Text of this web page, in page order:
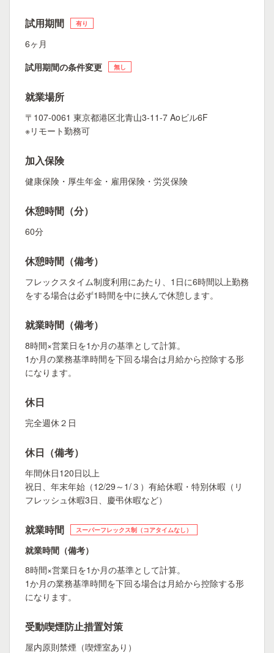
試用期間 有り
6ヶ月
試用期間の条件変更
無し
就業場所
〒107-0061 東京都港区北⻘山3-11-7 Aoビル6F
※リモート勤務可
加入保険
健康保険・厚生年金・雇用保険・労災保険
休憩時間（分）
60分
休憩時間（備考）
フレックスタイム制度利用にあたり、1日に6時間以上勤務
をする場合は必ず1時間を中に挟んで休憩します。
就業時間（備考）
8時間×営業日を1か月の基準として計算。
1か月の業務基準時間を下回る場合は月給から控除する形
になります。
休日
完全週休２日
休日（備考）
年間休日120日以上
祝日、年末年始（12/29～1/３）有給休暇・特別休暇（リ
フレッシュ休暇3日、慶弔休暇など）
就業時間 スーパーフレックス制（コアタイムなし）
就業時間（備考）
8時間×営業日を1か月の基準として計算。
1か月の業務基準時間を下回る場合は月給から控除する形
になります。
受動喫煙防止措置対策
屋内原則禁煙（喫煙室あり）